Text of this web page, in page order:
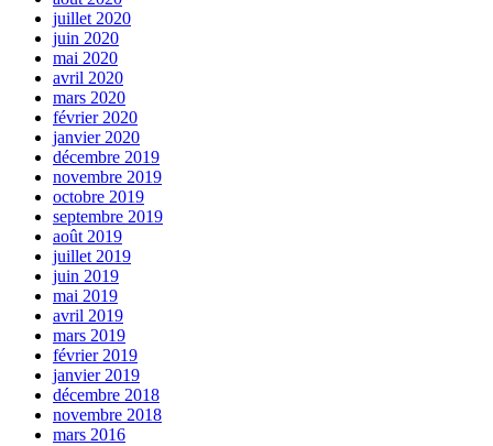
juillet 2020
juin 2020
mai 2020
avril 2020
mars 2020
février 2020
janvier 2020
décembre 2019
novembre 2019
octobre 2019
septembre 2019
août 2019
juillet 2019
juin 2019
mai 2019
avril 2019
mars 2019
février 2019
janvier 2019
décembre 2018
novembre 2018
mars 2016